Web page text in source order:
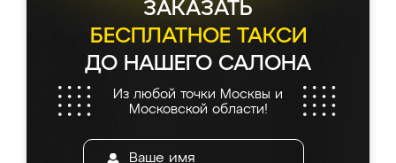
ЗАКАЗАТЬ
БЕСПЛАТНОЕ ТАКСИ
ДО НАШЕГО САЛОНА
Из любой точки Москвы и
Московской области!